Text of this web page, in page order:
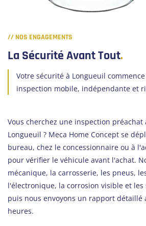
// NOS ENGAGEMENTS
La Sécurité Avant Tout.
Votre sécurité à Longueuil
inspection mobile, indépendante et
Vous cherchez une inspection préachat
Longueuil ? Meca Home Concept se
bureau, chez le concessionnaire ou à
pour vérifier le véhicule avant l'achat.
mécanique, la carrosserie, les pneus,
l'électronique, la corrosion visible et les
puis nous envoyons un rapport détaillé
heures.